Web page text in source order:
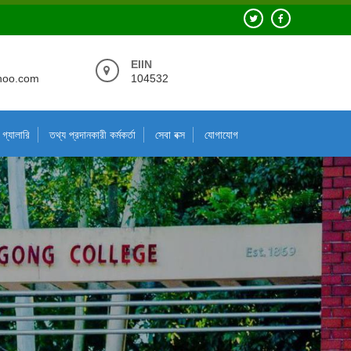
EIIN
104532
গ্যালারি তথ্য প্রদানকারী কর্মকর্তা সেবা বক্স যোগাযোগ